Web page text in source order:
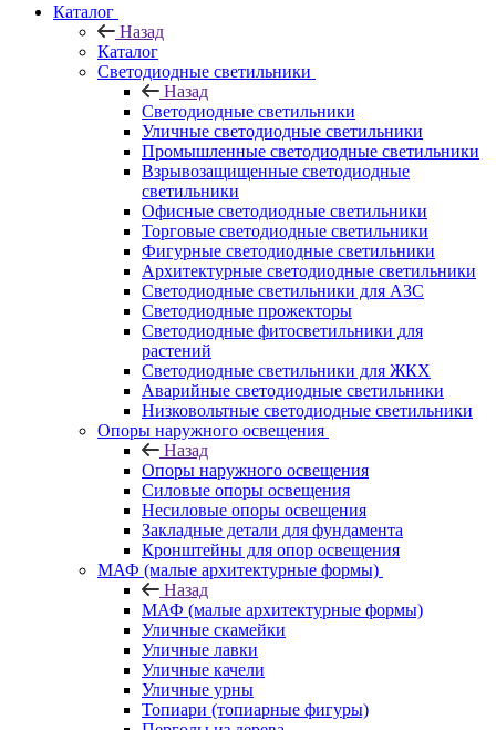
Каталог
Назад
Каталог
Светодиодные светильники
Назад
Светодиодные светильники
Уличные светодиодные светильники
Промышленные светодиодные светильники
Взрывозащищенные светодиодные
светильники
Офисные светодиодные светильники
Торговые светодиодные светильники
Фигурные светодиодные светильники
Архитектурные светодиодные светильники
Светодиодные светильники для АЗС
Светодиодные прожекторы
Светодиодные фитосветильники для
растений
Светодиодные светильники для ЖКХ
Аварийные светодиодные светильники
Низковольтные светодиодные светильники
Опоры наружного освещения
Назад
Опоры наружного освещения
Силовые опоры освещения
Несиловые опоры освещения
Закладные детали для фундамента
Кронштейны для опор освещения
МАФ (малые архитектурные формы)
Назад
МАФ (малые архитектурные формы)
Уличные скамейки
Уличные лавки
Уличные качели
Уличные урны
Топиари (топиарные фигуры)